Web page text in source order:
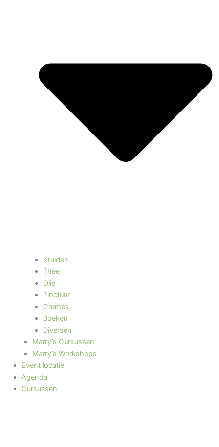
Kruiden
Thee
Olie
Tinctuur
Cremes
Boeken
Diversen
Marry’s Cursussen
Marry’s Workshops
Event locatie
Agenda
Cursussen